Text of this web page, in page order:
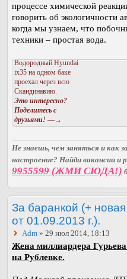
процессе химической
говорить об экологичности
когда мы узнаем, что
техники – простая вода.
Водородный Hyundai
ix35 на одном баке
проехал через всю
Скандинавию.
Это интересно?
Поделитесь с
друзьями! —→
Не знаешь, чем заняться и как
настроение? Найди вакансии и
9955599 (ЖМИ СЮДА!)
За баранкой (+
от 01.09.2013 г.).
Adm » 29 июл 2014, 18:13
Жена миллиардера
на Рублевке.